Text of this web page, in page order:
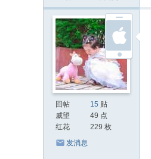
回帖 15 贴
威望
49 点
红花
229 枚
发消息